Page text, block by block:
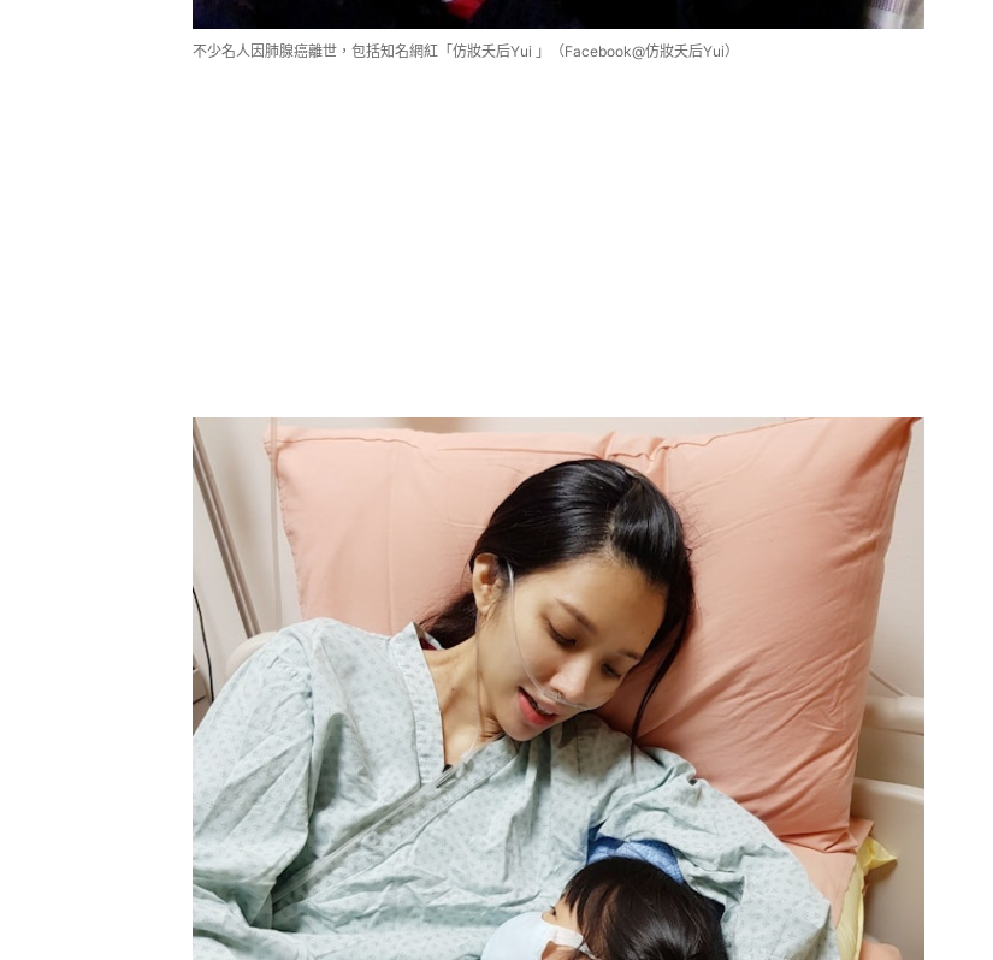
不少名人因肺腺癌離世，包括知名網紅「仿妝夭后Yui 」（Facebook@仿妝夭后Yui）